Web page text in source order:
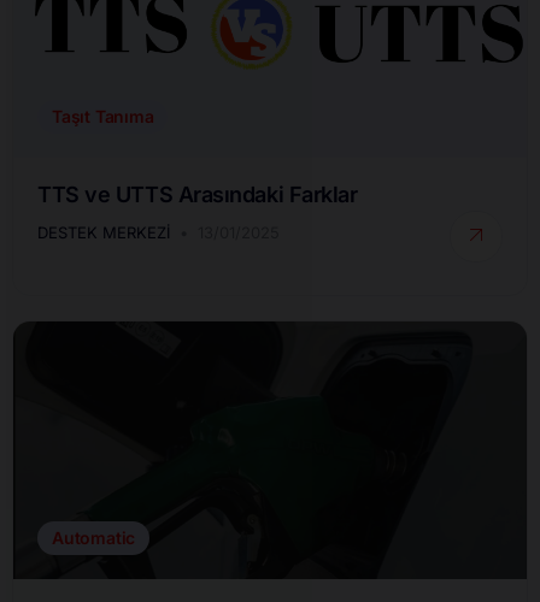
Taşıt Tanıma
TTS ve UTTS Arasındaki Farklar
DESTEK MERKEZI
Automatic